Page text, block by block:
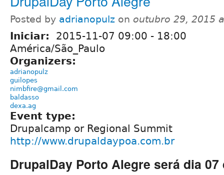
Posted by adrianopulz on outubro 29, 2015
Iniciar: 2015-11-07 09:00 - 18:00
América/São_Paulo
Organizers:
adrianopulz
guilopes
nimbfire@gmail.com
baldasso
dexa.ag
Event type:
Drupalcamp or Regional Summit
http://www.drupaldaypoa.com.br
DrupalDay Porto Alegre será dia